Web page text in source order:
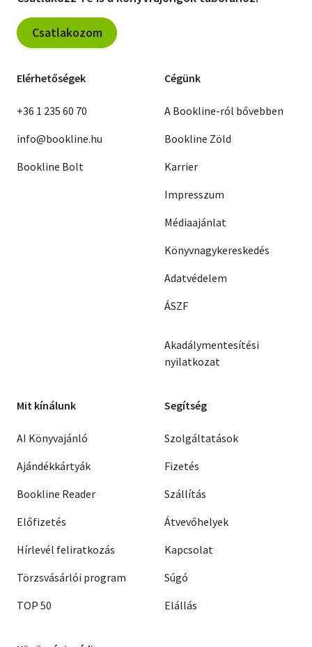
Csatlakozom
Elérhetőségek
+36 1 235 60 70
info@bookline.hu
Bookline Bolt
Cégünk
A Bookline-ról bővebben
Bookline Zöld
Karrier
Impresszum
Médiaajánlat
Könyvnagykereskedés
Adatvédelem
ÁSZF
Akadálymentesítési
nyilatkozat
Mit kínálunk
AI Könyvajánló
Ajándékkártyák
Bookline Reader
Előfizetés
Hírlevél feliratkozás
Törzsvásárlói program
TOP 50
Segítség
Szolgáltatások
Fizetés
Szállítás
Átvevőhelyek
Kapcsolat
Súgó
Elállás